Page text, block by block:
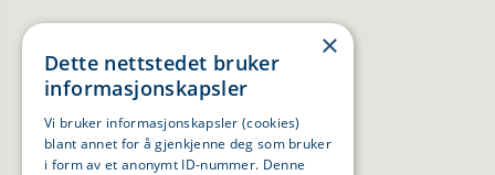
×
Dette nettstedet bruker
informasjonskapsler
Vi bruker informasjonskapsler (cookies)
blant annet for å gjenkjenne deg som bruker
i form av et anonymt ID-nummer. Denne